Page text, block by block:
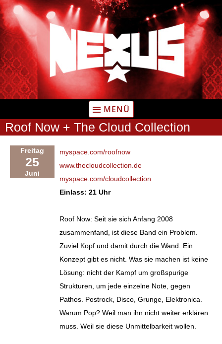
Zum
Inhalt
springen
MENÜ
Roof Now + The Cloud Collection
Freitag
25
Juni
myspace.com/roofnow
www.thecloudcollection.de
myspace.com/cloudcollection
Einlass: 21 Uhr
Roof Now: Seit sie sich Anfang 2008
zusammenfand, ist diese Band ein Problem.
Zuviel Kopf und damit durch die Wand. Ein
Konzept gibt es nicht. Was sie machen ist keine
Lösung: nicht der Kampf um großspurige
Strukturen, um jede einzelne Note, gegen
Pathos. Postrock, Disco, Grunge, Elektronica.
Warum Pop? Weil man ihn nicht weiter erklären
muss. Weil sie diese Unmittelbarkeit wollen.